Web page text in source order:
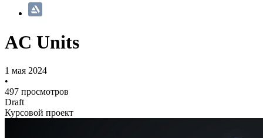
AC Units
1 мая 2024
•
497 просмотров
Draft
Курсовой проект